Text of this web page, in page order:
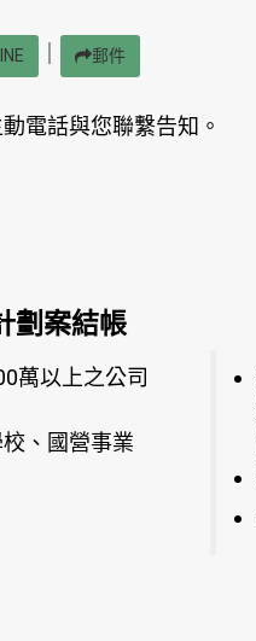
LINE 郵件
電話與您聯繫告知。
劃案結帳
萬以上之公司
、國營事業